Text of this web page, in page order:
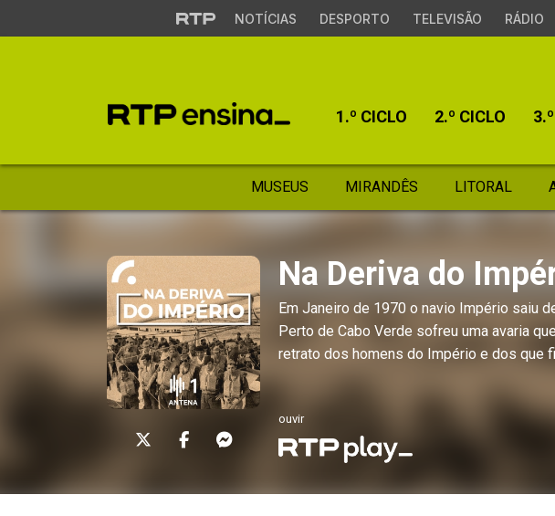
NOTÍCIAS DESPORTO TELEVISÃO RÁDIO
1.º CICLO 2.º CICLO
MUSEUS MIRANDÊS LITORAL
Na Deriva do
Em Janeiro de 1970 o navio Império saiu
Perto de Cabo Verde sofreu uma avaria
retrato dos homens do Império e dos que
ouvir